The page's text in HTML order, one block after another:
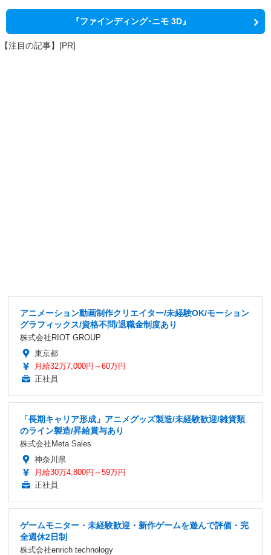
『ファインディング･ニモ 3D』
【注目の記事】[PR]
アニメーション動画制作クリエイター/未経験OK/モーション
グラフィックス/資格不問/退職金制度あり
株式会社RIOT GROUP
東京都
月給32万7,000円～60万円
正社員
「長期キャリア形成」アニメグッズ製造/未経験歓迎/雑貨類
のライン製造/昇給賞与あり
株式会社Meta Sales
神奈川県
月給30万4,800円～59万円
正社員
ゲームモニター・未経験歓迎・新作ゲームを遊んで評価・完
全週休2日制
株式会社enrich technology